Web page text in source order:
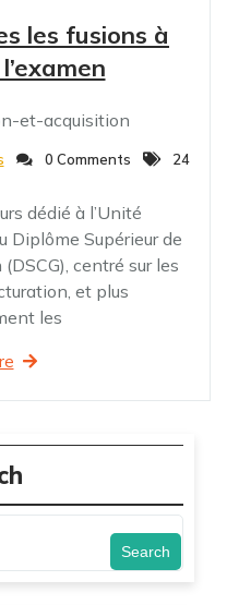
les fusions à
0 Comments
24
dédié à l’Unité
Diplôme Supérieur de
centré sur les
et plus
les
Search